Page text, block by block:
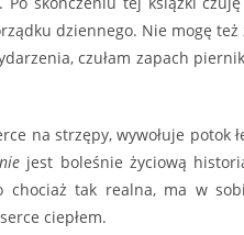
dziennego. Nie mogę
czułam zapach
na strzępy, wywołuje
jest boleśnie życiową
chociaż tak realna, ma w
ciepłem.